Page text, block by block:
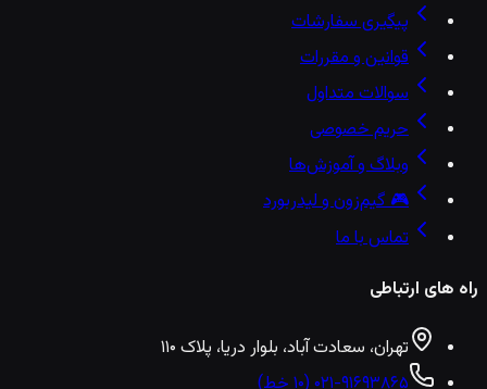
پیگیری سفارشات
قوانین و مقررات
سوالات متداول
حریم خصوصی
وبلاگ و آموزش‌ها
🎮 گیم‌زون و لیدربورد
تماس با ما
راه های ارتباطی
تهران، سعادت آباد، بلوار دریا، پلاک ۱۱۰